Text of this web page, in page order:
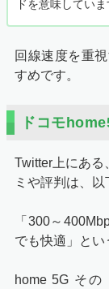
ドを意味していま
回線速度を重
すめです。
ドコモ
Twitter上にある
ミや評判は、以
「300～
でも快適」とい
home 5G その